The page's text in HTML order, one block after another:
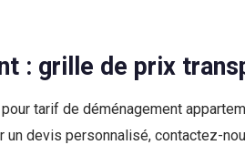
: grille de prix
tarif de déménagement
un devis personnalisé, contactez-